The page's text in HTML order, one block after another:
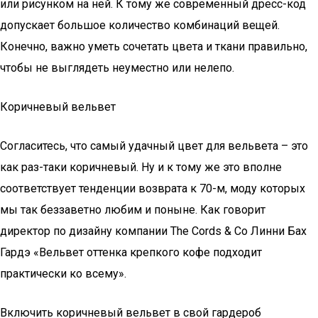
или рисунком на ней. К тому же современный дресс-код
допускает большое количество комбинаций вещей.
Конечно, важно уметь сочетать цвета и ткани правильно,
чтобы не выглядеть неуместно или нелепо.
Коричневый вельвет
Согласитесь, что самый удачный цвет для вельвета – это
как раз-таки коричневый. Ну и к тому же это вполне
соответствует тенденции возврата к 70-м, моду которых
мы так беззаветно любим и поныне. Как говорит
директор по дизайну компании The Cords & Co Линни Бах
Гардэ «Вельвет оттенка крепкого кофе подходит
практически ко всему».
Включить коричневый вельвет в свой гардероб